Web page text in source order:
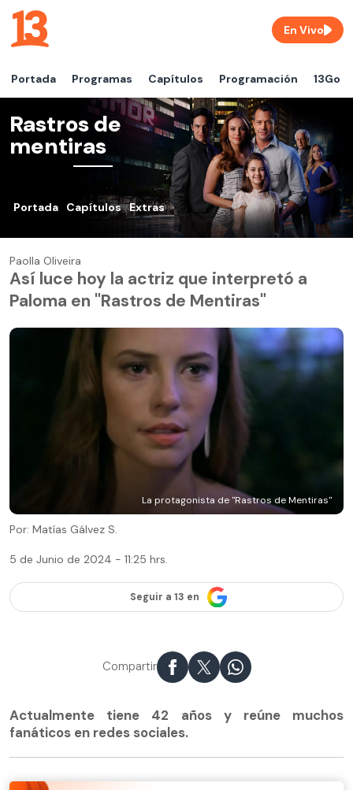
Portada Programas Capítulos Programación 13Go
En Vivo
Rastros de
mentiras
Portada Capítulos Extras
Paolla Oliveira
Así luce hoy la actriz que interpretó a
Paloma en "Rastros de Mentiras"
La protagonista de "Rastros de Mentiras"
Por: Matías Gálvez S.
5 de Junio de 2024 - 11:25 hrs.
Seguir a 13 en
Compartir
Actualmente tiene 42 años y reúne muchos
fanáticos en redes sociales.